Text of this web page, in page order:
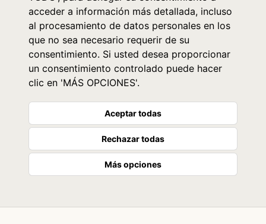
acceder a información más detallada, incluso
al procesamiento de datos personales en los
que no sea necesario requerir de su
consentimiento. Si usted desea proporcionar
un consentimiento controlado puede hacer
clic en 'MÁS OPCIONES'.
Aceptar todas
Rechazar todas
Más opciones